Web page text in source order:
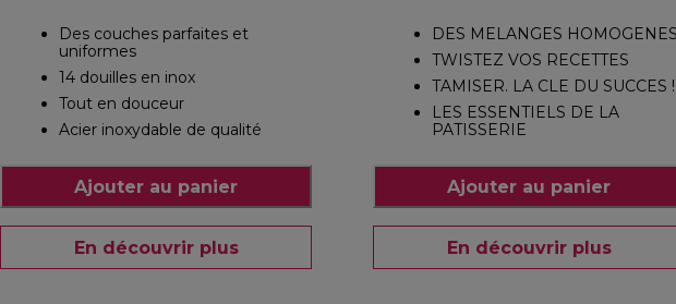
Des couches parfaites et
uniformes
14 douilles en inox
Tout en douceur
Acier inoxydable de qualité
Ajouter au panier
En découvrir plus
DES MELANGES
TWISTEZ VOS RECETTES
TAMISER. LA CLE DU SUCCES !
LES ESSENTIELS DE LA
PATISSERIE
Ajouter au panier
En découvrir plus